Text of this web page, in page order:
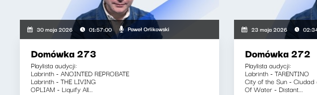
30 maja 2026 01:57:00 Paweł Orlikowski
Domówka 273
Playlista audycji:
Labrinth - ANOINTED REPROBATE
Labrinth - THE LIVING
OPLIAM - Liquify All...
23 maja 2026
Domówka 272
Playlista audycji:
Labrinth - TARENTINO
City of the Sun - Ciudad
Of Water - Distant...